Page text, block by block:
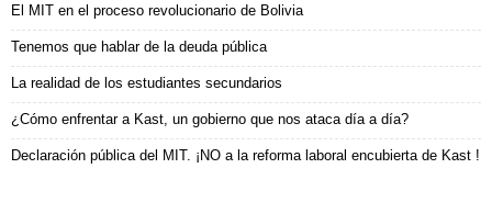
El MIT en el proceso revolucionario de Bolivia
Tenemos que hablar de la deuda pública
La realidad de los estudiantes secundarios
¿Cómo enfrentar a Kast, un gobierno que nos ataca día a día?
Declaración pública del MIT. ¡NO a la reforma laboral encubierta de Kast !